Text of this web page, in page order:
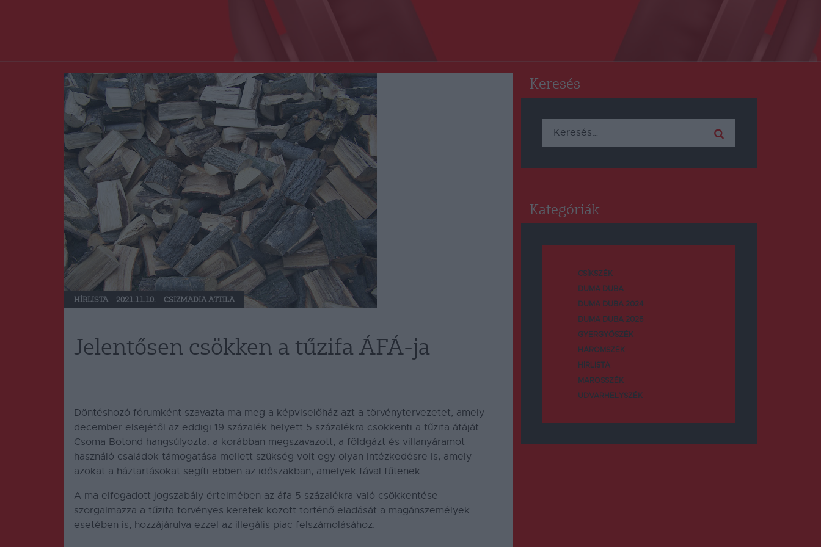
HÍRLISTA 2021.11.10. CSIZMADIA ATTILA
Jelentősen csökken a tűzifa ÁFÁ-ja
Döntéshozó fórumként szavazta ma meg a képviselőház azt a törvénytervezetet, amely
december elsejétől az eddigi 19 százalék helyett 5 százalékra csökkenti a tűzifa áfáját.
Csoma Botond hangsúlyozta: a korábban megszavazott, a földgázt és villanyáramot
használó családok támogatása mellett szükség volt egy olyan intézkedésre is, amely
azokat a háztartásokat segíti ebben az időszakban, amelyek fával fűtenek.
A ma elfogadott jogszabály értelmében az áfa 5 százalékra való csökkentése
szorgalmazza a tűzifa törvényes keretek között történő eladását a magánszemélyek
esetében is, hozzájárulva ezzel az illegális piac felszámolásához.
Keresés
Keresés:
Kategóriák
CSÍKSZÉK
DUMA DUBA
DUMA DUBA 2024
DUMA DUBA 2026
GYERGYÓSZÉK
HÁROMSZÉK
HÍRLISTA
MAROSSZÉK
UDVARHELYSZÉK